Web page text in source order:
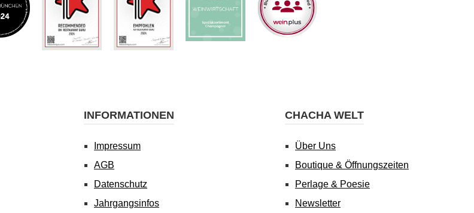
INFORMATIONEN
Impressum
AGB
Datenschutz
Jahrgangsinfos
CHACHA WELT
Über Uns
Boutique & Öffnungszeiten
Perlage & Poesie
Newsletter